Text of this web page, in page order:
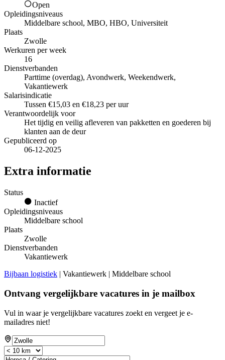
Open
Opleidingsniveaus
Middelbare school, MBO, HBO, Universiteit
Plaats
Zwolle
Werkuren per week
16
Dienstverbanden
Parttime (overdag), Avondwerk, Weekendwerk,
Vakantiewerk
Salarisindicatie
Tussen €15,03 en €18,23 per uur
Verantwoordelijk voor
Het tijdig en veilig afleveren van pakketten en goederen bij
klanten aan de deur
Gepubliceerd op
06-12-2025
Extra informatie
Status
Inactief
Opleidingsniveaus
Middelbare school
Plaats
Zwolle
Dienstverbanden
Vakantiewerk
Bijbaan logistiek | Vakantiewerk | Middelbare school
Ontvang vergelijkbare vacatures in je mailbox
Vul in waar je vergelijkbare vacatures zoekt en vergeet je e-
mailadres niet!